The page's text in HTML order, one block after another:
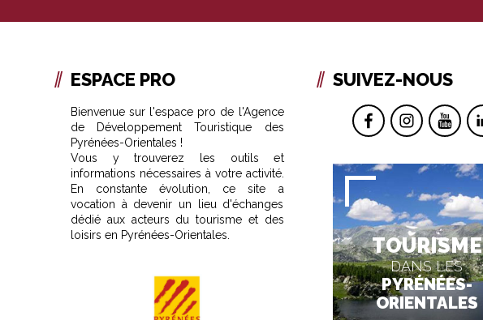
ESPACE PRO
Bienvenue sur l'espace pro de l'Agence
de Développement Touristique des
Pyrénées-Orientales !
Vous y trouverez les outils et
informations nécessaires à votre activité.
En constante évolution, ce site a
vocation à devenir un lieu d'échanges
dédié aux acteurs du tourisme et des
loisirs en Pyrénées-Orientales.
SUIVEZ-NOUS
TOURISME
DANS LES
PYRÉNÉES-
ORIENTALES